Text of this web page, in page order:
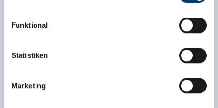
Rohr 23// A-6280 Zell am Ziller
www.zillertalarena.com
Funktional
Statistiken
Marketing
Facilities of Provider